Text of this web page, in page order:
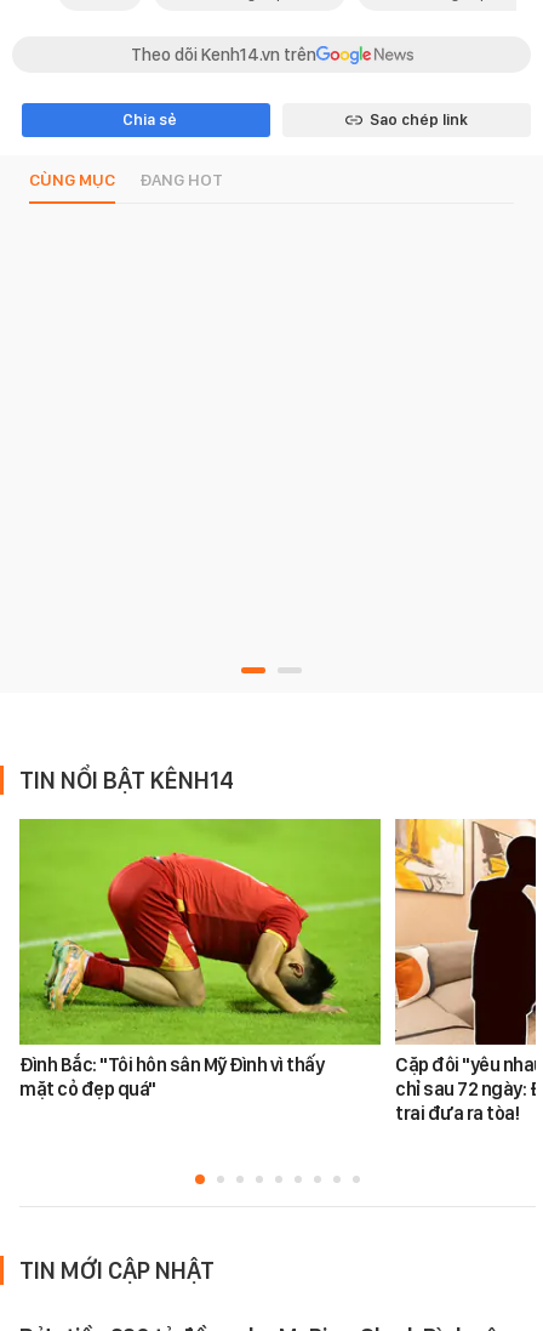
Theo dõi Kenh14.vn trên
Chia sẻ Sao chép link
CÙNG MỤC ĐANG HOT
TIN NỔI BẬT KÊNH14
Đình Bắc: "Tôi hôn sân Mỹ Đình vì thấy
mặt cỏ đẹp quá"
Cặp đôi "yêu
chỉ sau 72 ngày:
trai đưa ra tòa!
TIN MỚI CẬP NHẬT